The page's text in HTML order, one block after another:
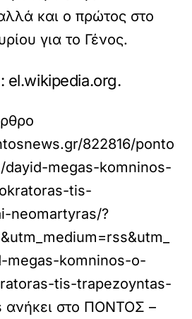
και ο πρώτος στο
για το Γένος.
el.wikipedia.org.
822816/ponto
megas-komninos-
tis-
neomartyras/?
megas-komninos-o-
tis-trapezoyntas-
ανήκει στο ΠΟΝΤΟΣ –